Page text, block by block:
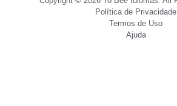
Política de Privacidade
Termos de Uso
Ajuda